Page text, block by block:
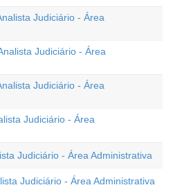
Judiciário - Área
Judiciário - Área
Judiciário - Área
Judiciário - Área
Judiciário - Área Administrativa
Judiciário - Área Administrativa